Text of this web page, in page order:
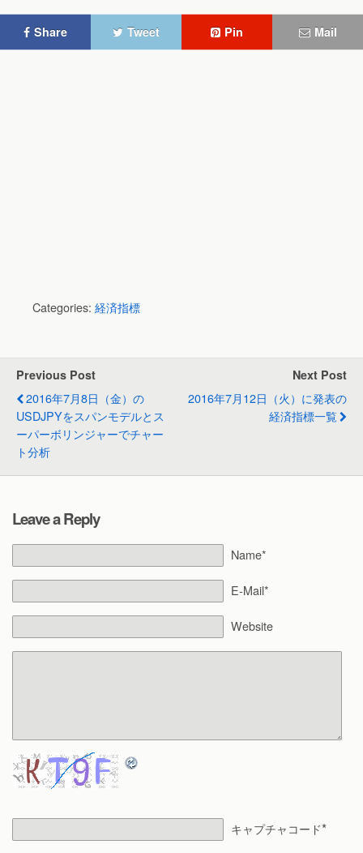
Share Tweet Pin Mail
Categories: 経済指標
Previous Post
2016年7月8日（金）の
USDJPYをスパンモデルとス
ーパーボリンジャーでチャー
ト分析
Next Post
2016年7月12日（火）に発表の
経済指標一覧
Leave a Reply
Name*
E-Mail*
Website
キャプチャコード*